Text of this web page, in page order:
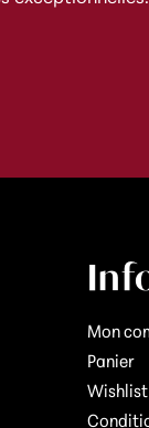
Mon
Panier
Wishlist